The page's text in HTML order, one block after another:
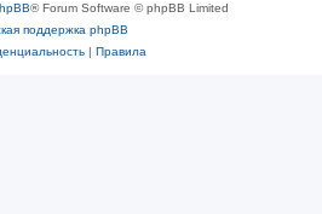
® Forum Software © phpBB Limited
поддержка phpBB
| Правила